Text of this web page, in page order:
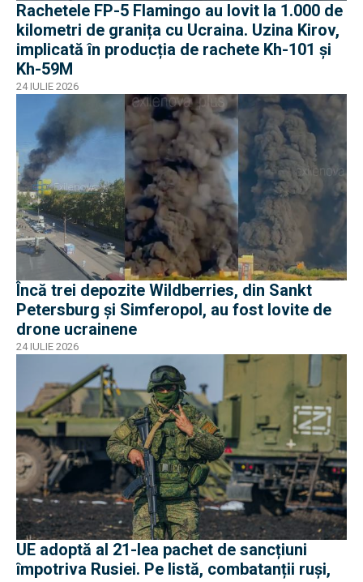
Rachetele FP-5 Flamingo au lovit la 1.000 de
kilometri de granița cu Ucraina. Uzina Kirov,
implicată în producția de rachete Kh-101 și
Kh-59M
24 IULIE 2026
Încă trei depozite Wildberries, din Sankt
Petersburg și Simferopol, au fost lovite de
drone ucrainene
24 IULIE 2026
UE adoptă al 21-lea pachet de sancțiuni
împotriva Rusiei. Pe listă, combatanții ruși,